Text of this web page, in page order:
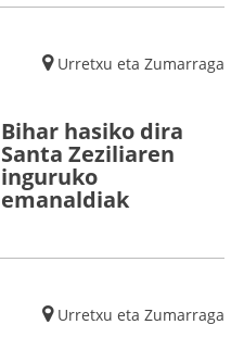
Urretxu eta Zumarraga
Bihar hasiko dira
Santa Zeziliaren
inguruko
emanaldiak
Urretxu eta Zumarraga